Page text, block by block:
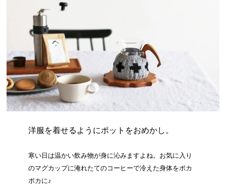
洋服を着せるようにポットをおめかし。
寒い日は温かい飲み物が身に沁みますよね。お気に入り
のマグカップに淹れたてのコーヒーで冷えた身体をポカ
ポカに♪